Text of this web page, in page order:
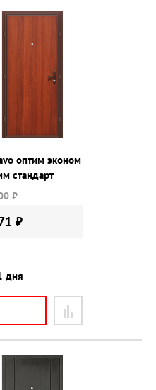
оптим эконом
стандарт
₽
₽
дня